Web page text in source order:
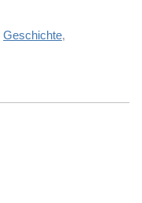
Geschichte,